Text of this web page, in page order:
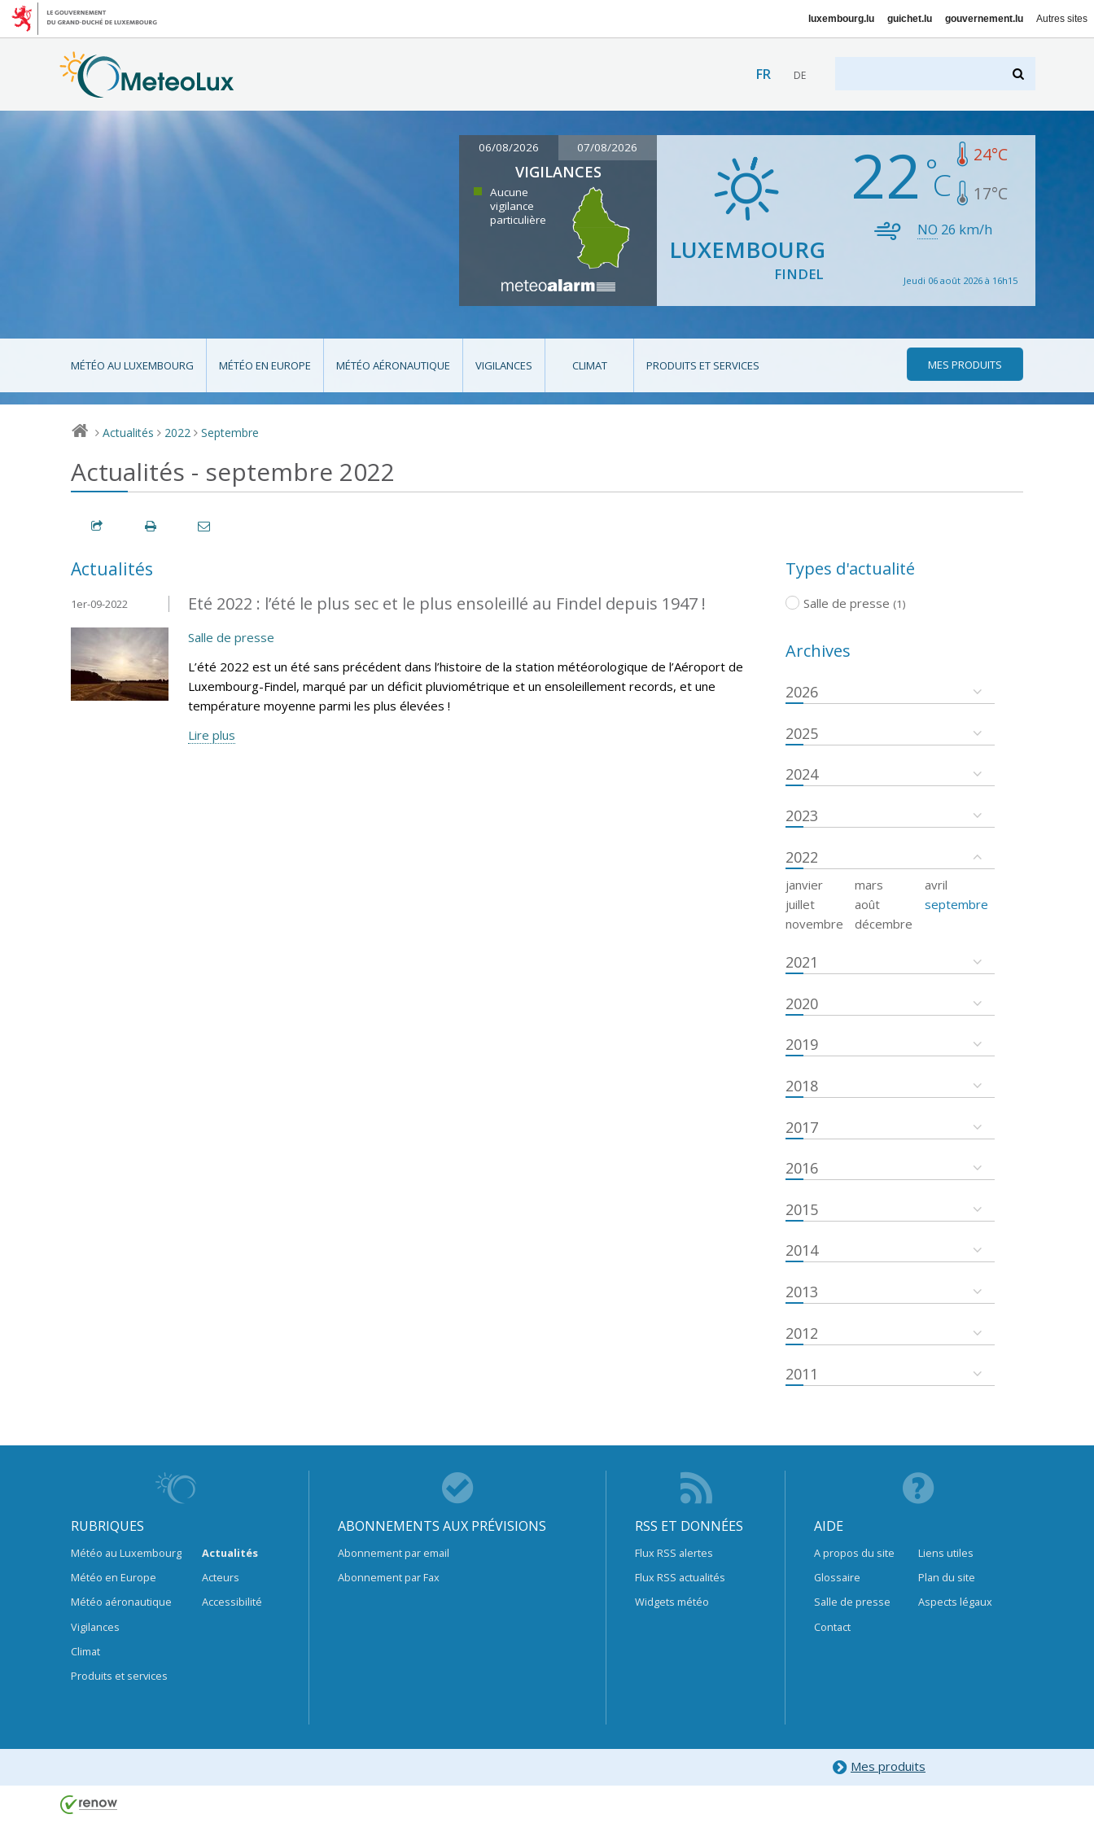
luxembourg.lu guichet.lu gouvernement.lu Autres sites
FR DE
06/08/2026 07/08/2026
VIGILANCES
Aucune
vigilance
particulière
LUXEMBOURG
FINDEL
22 24°C
17°C
NO 26 km/h
Jeudi 06 août 2026 à 16h15
MÉTÉO AU LUXEMBOURG MÉTÉO EN EUROPE MÉTÉO AÉRONAUTIQUE VIGILANCES CLIMAT PRODUITS ET SERVICES MES PRODUITS
> Actualités > 2022 > Septembre
Actualités - septembre 2022
Actualités
Eté 2022 : l’été le plus sec et le plus ensoleillé au Findel depuis 1947 !
1er-09-2022
Salle de presse
L’été 2022 est un été sans précédent dans l’histoire de la station météorologique de l’Aéroport de
Luxembourg-Findel, marqué par un déficit pluviométrique et un ensoleillement records, et une
température moyenne parmi les plus élevées !
Lire plus
Types d'actualité
Salle de presse (1)
Archives
2026
2025
2024
2023
2022
janvier mars
avril
juillet
août
septembre
novembre
décembre
2021
2020
2019
2018
2017
2016
2015
2014
2013
2012
2011
RUBRIQUES
Météo au Luxembourg
Météo en Europe
Météo aéronautique
Vigilances
Climat
Produits et services
Actualités
Acteurs
Accessibilité
ABONNEMENTS AUX PRÉVISIONS
Abonnement par email
Abonnement par Fax
RSS ET DONNÉES
Flux RSS alertes
Flux RSS actualités
Widgets météo
AIDE
A propos du site
Glossaire
Salle de presse
Contact
Liens utiles
Plan du site
Aspects légaux
Mes produits